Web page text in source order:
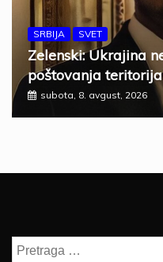
SRBIJA SVET
Zelenski: Ukrajina
poštovanja
subota, 8. avgust, 2026
Pretraga